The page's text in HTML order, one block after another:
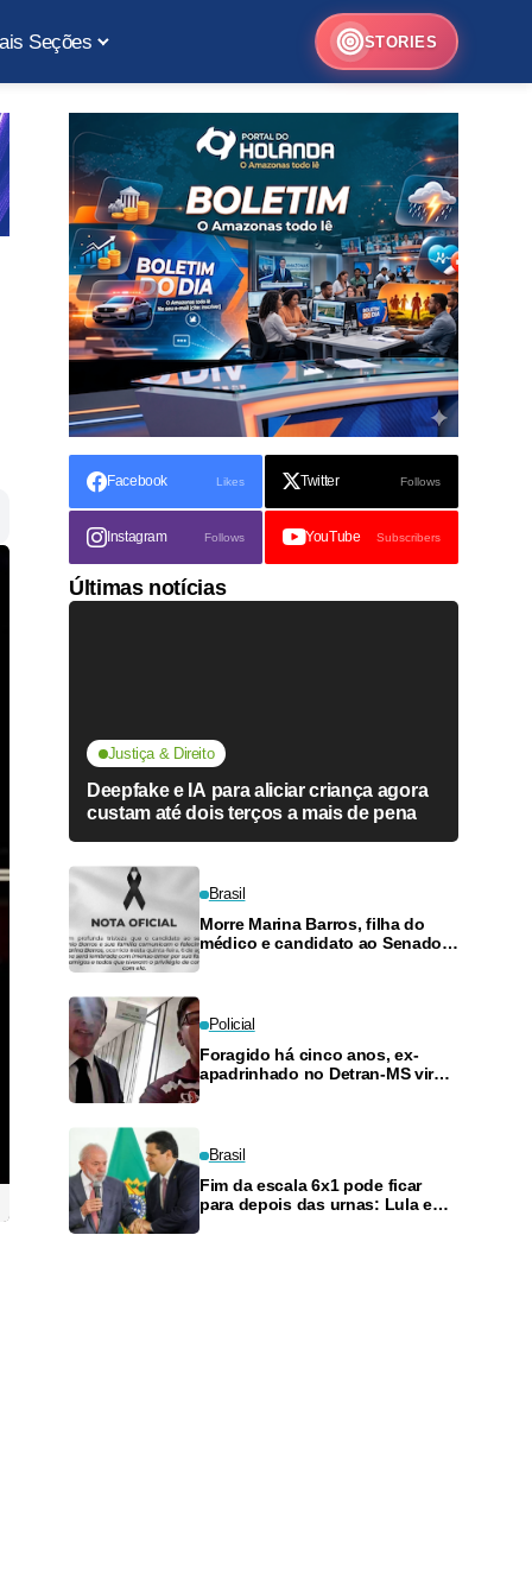
Seções STORIES
Facebook Likes Twitter Follows
Instagram Follows YouTube Subscribers
Últimas notícias
Justiça & Direito
Deepfake e IA para aliciar criança agora
custam até dois terços a mais de pena
Brasil
Morre Marina Barros, filha do
médico e candidato ao Senado
Policial
Foragido há cinco anos, ex-
apadrinhado no Detran-MS vira
Brasil
Fim da escala 6x1 pode ficar
para depois das urnas: Lula e